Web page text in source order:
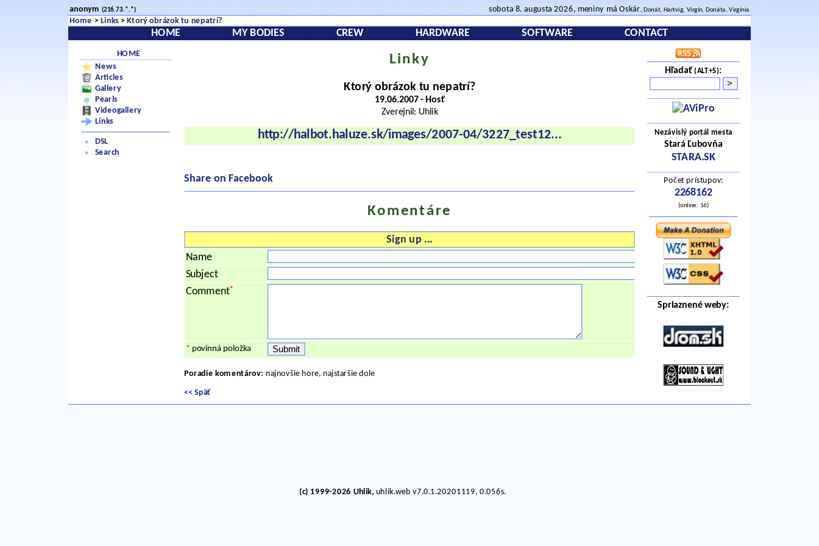
anonym (216.73.*.*) sobota 8. augusta 2026, meniny má Oskár, Donát, Hartvig, Virgín, Donáta, Virgínia
Home > Links> Ktorý obrázok tu nepatrí?
HOME MY BODIES CREW HARDWARE SOFTWARE CONTACT
HOME
News
Articles
Gallery
Pearls
Videogallery
Links
DSL
Search
Hľadať(ALT+S):
Nezávislý portál mesta
Stará Ľubovňa
STARA.SK
Počet prístupov:
2268162
(online: 16)
Spriaznené weby:
Linky
Ktorý obrázok tu nepatrí?
19.06.2007 - Hosť
Zverejnil: Uhlik
http://halbot.haluze.sk/images/2007-04/3227_test12...
Share on Facebook
Komentáre
Sign up ...
Name
Subject
Comment*
* povinná položka
Poradie komentárov: najnovšie hore, najstaršie dole
<< Späť
(c) 1999-2026 Uhlik, uhlik.web v7.0.1.20201119, 0.056s.